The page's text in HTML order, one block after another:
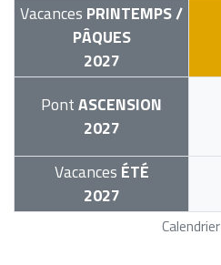
Vacances PRINTEMPS /
PÂQUES
2027
PontASCENSION
2027
Vacances ÉTÉ
2027